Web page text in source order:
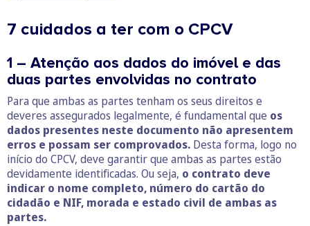
7 cuidados a ter com o CPCV
1 – Atenção aos dados do imóvel e das
duas partes envolvidas no contrato
Para que ambas as partes tenham os seus direitos e
deveres assegurados legalmente, é fundamental que os
dados presentes neste documento não apresentem
erros e possam ser comprovados. Desta forma, logo no
início do CPCV, deve garantir que ambas as partes estão
devidamente identificadas. Ou seja, o contrato deve
indicar o nome completo, número do cartão do
cidadão e NIF, morada e estado civil de ambas as
partes.